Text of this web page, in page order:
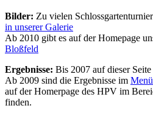
Bilder: Zu vielen
in unserer Galerie
Ab 2010 gibt es auf der Homepage
Bloßfeld
Ergebnisse: Bis 2007 auf dieser
Ab 2009 sind die Ergebnisse im
auf der Homerpage des HPV im
finden.